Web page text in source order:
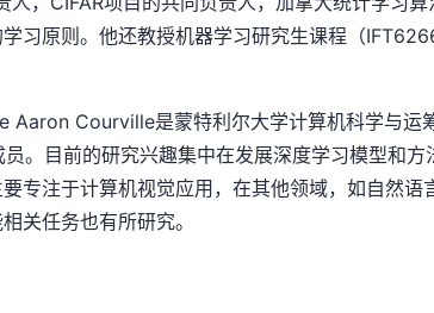
习原则。他还教授机器学习研究生课程（
Aaron Courville是蒙特利尔大学计算机科学与运
员。目前的研究兴趣集中在发展深度学习模型和
专注于计算机视觉应用，在其他领域，如自然
关任务也有所研究。